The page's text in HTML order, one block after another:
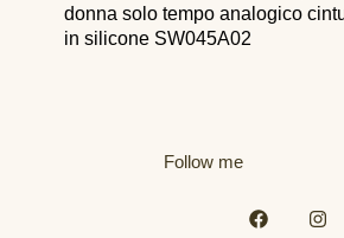
donna solo tempo analogico
in silicone SW045A02
Follow me